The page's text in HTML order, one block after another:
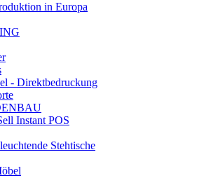
in Europa
- Direktbedruckung
Instant POS
Stehtische